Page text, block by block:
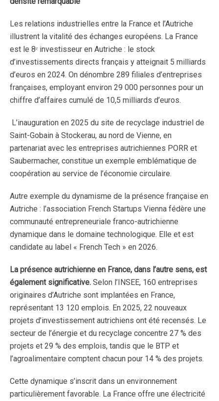
Les relations industrielles entre la France et l’Autriche
illustrent la vitalité des échanges européens. La France
est le 8ᵉ investisseur en Autriche : le stock
d’investissements directs français y atteignait 5 milliards
d’euros en 2024. On dénombre 289 filiales d’entreprises
françaises, employant environ 29 000 personnes pour un
chiffre d’affaires cumulé de 10,5 milliards d’euros.
L’inauguration en 2025 du site de recyclage industriel de
Saint-Gobain à Stockerau, au nord de Vienne, en
partenariat avec les entreprises autrichiennes PORR et
Saubermacher, constitue un exemple emblématique de
coopération au service de l’économie circulaire.
Autre exemple du dynamisme de la présence française en
Autriche : l’association French Startups Vienna fédère une
communauté entrepreneuriale franco-autrichienne
dynamique dans le domaine technologique. Elle et est
candidate au label « French Tech » en 2026.
La présence autrichienne en France, dans l’autre sens, est
également significative. Selon l’INSEE, 160 entreprises
originaires d’Autriche sont implantées en France,
représentant 13 120 emplois. En 2025, 22 nouveaux
projets d’investissement autrichiens ont été recensés. Le
secteur de l’énergie et du recyclage concentre 27 % des
projets et 29 % des emplois, tandis que le BTP et
l’agroalimentaire comptent chacun pour 14 % des projets.
Cette dynamique s’inscrit dans un environnement
particulièrement favorable. La France offre une électricité